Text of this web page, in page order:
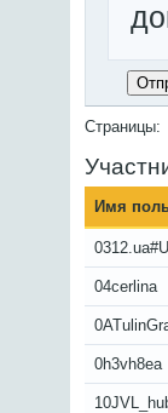
Страницы:
Имя
04cerlina
0h3vh8ea